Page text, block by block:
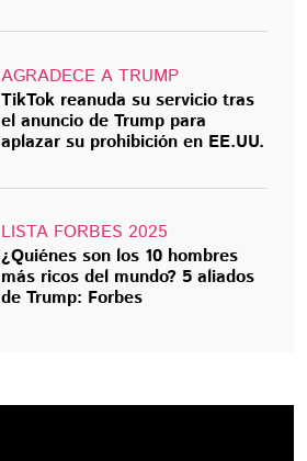
AGRADECE A TRUMP
TikTok reanuda su servicio tras
el anuncio de Trump para
aplazar su prohibición en EE.UU.
LISTA FORBES 2025
¿Quiénes son los 10 hombres
más ricos del mundo? 5 aliados
de Trump: Forbes